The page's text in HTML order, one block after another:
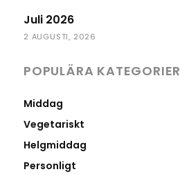
Juli 2026
2 AUGUSTI, 2026
POPULÄRA KATEGORIER
Middag
Vegetariskt
Helgmiddag
Personligt